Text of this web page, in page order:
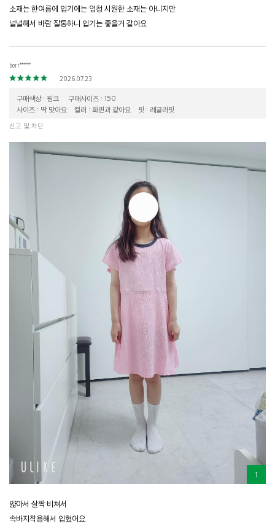
소재는 한여름에 입기에는 엄청 시원한 소재는 아니지만
널널해서 바람 잘통하니 입기는 좋을거 같아요
berr******
2026.07.23
구매색상 : 핑크
구매사이즈 : 150
사이즈 : 딱 맞아요
컬러 : 화면과 같아요 핏 : 레귤러핏
신고 및 차단
1
얇아서 살짝 비쳐서
속바지착용해서 입혔어요